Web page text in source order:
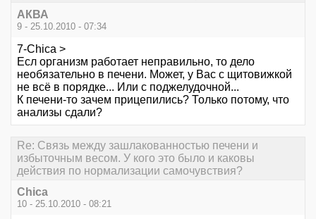
АКВА
9 - 25.10.2010 - 07:34
7-Chica >
Есл организм работает неправильно, то дело
необязательно в печени. Может, у Вас с щитовижкой
не всё в порядке... Или с поджелудочной...
К печени-то зачем прицепились? Только потому, что
анализы сдали?
Re: Связь между зашлакованностью печени и
избыточным весом. У кого это было и каковы
действия по нормализации самочувствия?
Chica
10 - 25.10.2010 - 08:21